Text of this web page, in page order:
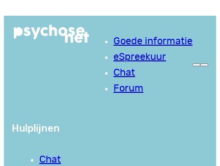
naar
Goede informatie
eSpreekuur
Chat
Forum
Hulplijnen
Chat